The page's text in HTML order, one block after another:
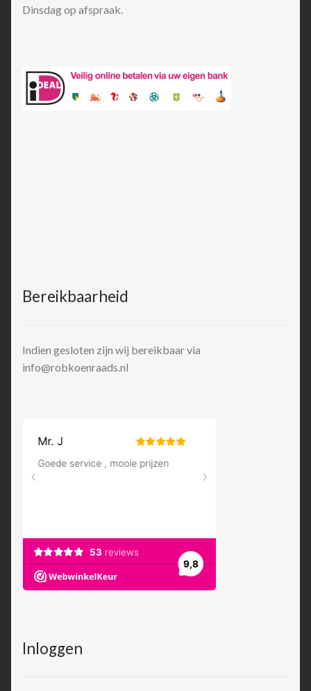
Dinsdag op afspraak.
Bereikbaarheid
Indien gesloten zijn wij bereikbaar via
info@robkoenraads.nl
Inloggen